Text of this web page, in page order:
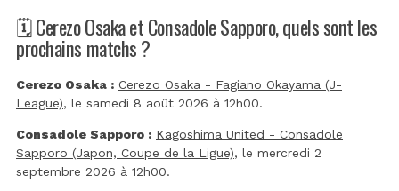
🗓️ Cerezo Osaka et Consadole Sapporo, quels sont les
prochains matchs ?
Cerezo Osaka : Cerezo Osaka - Fagiano Okayama (J-
League), le samedi 8 août 2026 à 12h00.
Consadole Sapporo : Kagoshima United - Consadole
Sapporo (Japon, Coupe de la Ligue), le mercredi 2
septembre 2026 à 12h00.